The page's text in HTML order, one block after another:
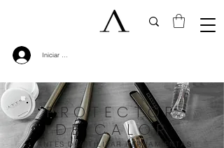
Iniciar sesión
PROTECTOR
DE CALOR
ANTES DE UTILIZAR HERRAMIENTAS